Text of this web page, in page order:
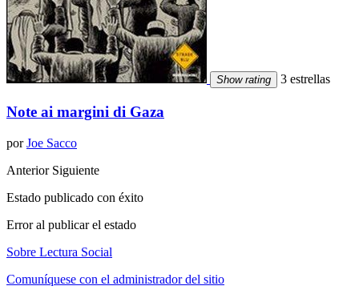
Show rating 3 estrellas
Note ai margini di Gaza
porJoe Sacco
Anterior Siguiente
Estado publicado con éxito
Error al publicar el estado
Sobre Lectura Social
Comuníquese con el administrador del sitio